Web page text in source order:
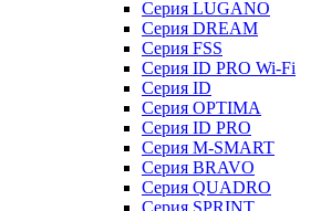
Серия LUGANO
Серия DREAM
Серия FSS
Серия ID PRO Wi-Fi
Серия ID
Серия OPTIMA
Серия ID PRO
Серия M-SMART
Серия BRAVO
Серия QUADRO
Серия SPRINT